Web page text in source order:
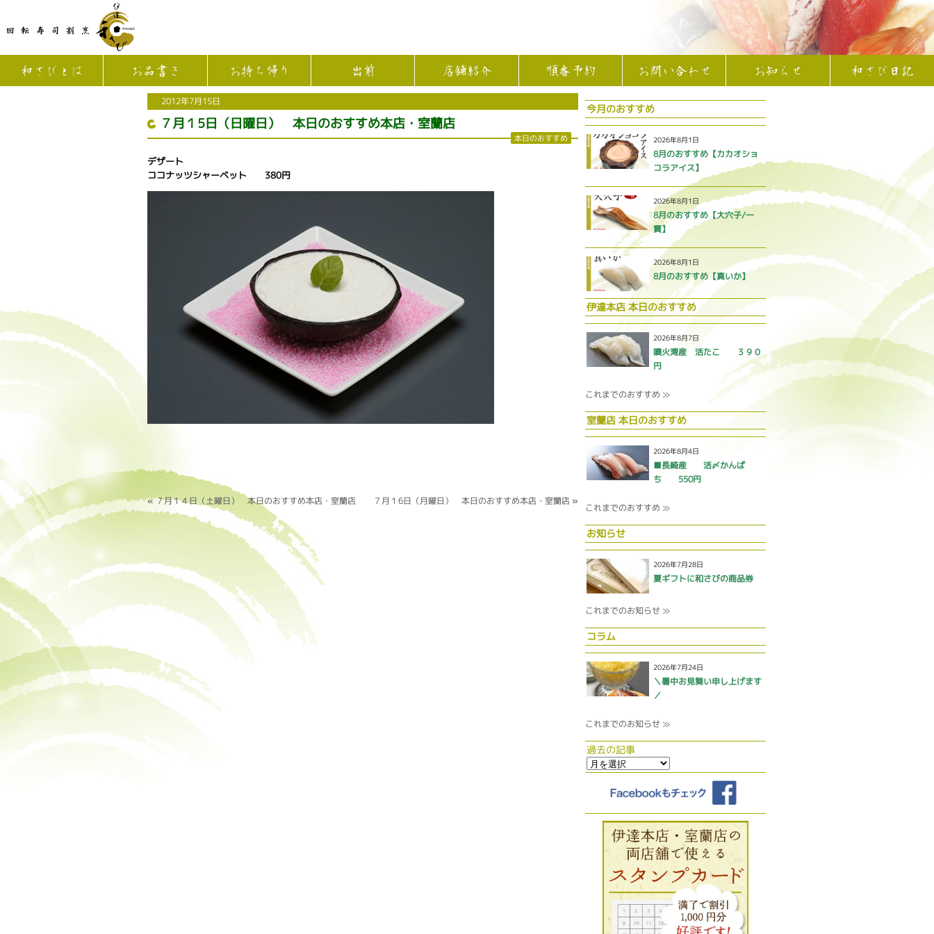
和さびとは お品書き お持ち帰り 出前 店舗紹介 順番予約 お問い合わせ お知らせ 和さび日記
2012年7月15日
７月１5日（日曜日） 本日のおすすめ本店・室蘭店
本日のおすすめ
デザート
ココナッツシャーベット 380円
«７月１４日（土曜日） 本日のおすすめ本店・室蘭店 ７月１6日（月曜日） 本日のおすすめ本店・室蘭店 »
今月のおすすめ
2026年8月1日
8月のおすすめ【カカオショ
コラアイス】
2026年8月1日
8月のおすすめ【大穴子/一
貫】
2026年8月1日
8月のおすすめ【真いか】
伊達本店 本日のおすすめ
2026年8月7日
噴火湾産 活たこ ３９０
円
これまでのおすすめ ≫
室蘭店 本日のおすすめ
2026年8月4日
■長崎産 活〆かんぱ
ち 550円
これまでのおすすめ ≫
お知らせ
2026年7月28日
夏ギフトに和さびの商品券
これまでのお知らせ ≫
コラム
2026年7月24日
＼暑中お見舞い申し上げます
／
これまでのお知らせ ≫
過去の記事